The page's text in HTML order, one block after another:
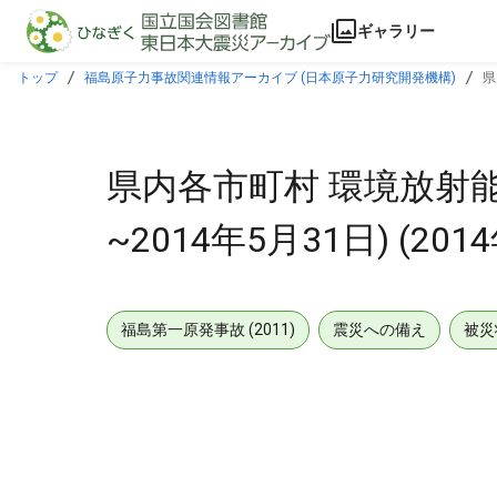
本文に飛ぶ
ギャラリー
トップ 福島原子力事故関連情報アーカイブ (日本原子力研究開発機構)
県内各市町村 環境放射
~2014年5月31日)
福島第一原発事故 (2011) 震災への備え 被災